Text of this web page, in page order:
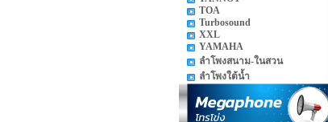
TOA
Turbosound
XXL
YAMAHA
ลำโพงสนาม-ในสวน
ลำโพงใต้น้ำ